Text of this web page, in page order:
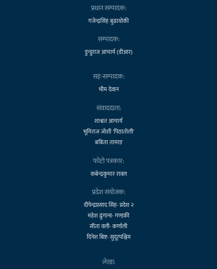
प्रधान सम्पादक:
गजेन्द्रसिंह बुढाथोकी
सम्पादक:
डुन्डुराज आचार्य (डीआर)
सह-सम्पादक:
भीम देवान
संवाददाता:
शाश्वत आचार्य
भूमिराज जोशी 'पिठातोली'
बबिता तामाङ
फोटो पत्रकार:
कबेन्द्रकुमार रावल
प्रदेश संयोजक:
दीपेन्द्रप्रसाद सिंह- प्रदेश २
महेश ढुंगाना- गण्डकी
सीता वली- कर्णाली
दिनेश बिष्ट- सुदूरपश्चिम
लेखा: